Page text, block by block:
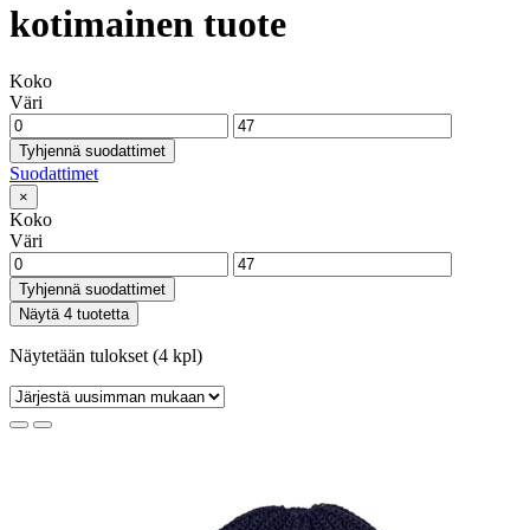
kotimainen tuote
Koko
Väri
Tyhjennä suodattimet
Suodattimet
×
Koko
Väri
Tyhjennä suodattimet
Näytä 4 tuotetta
Näytetään tulokset (4 kpl)